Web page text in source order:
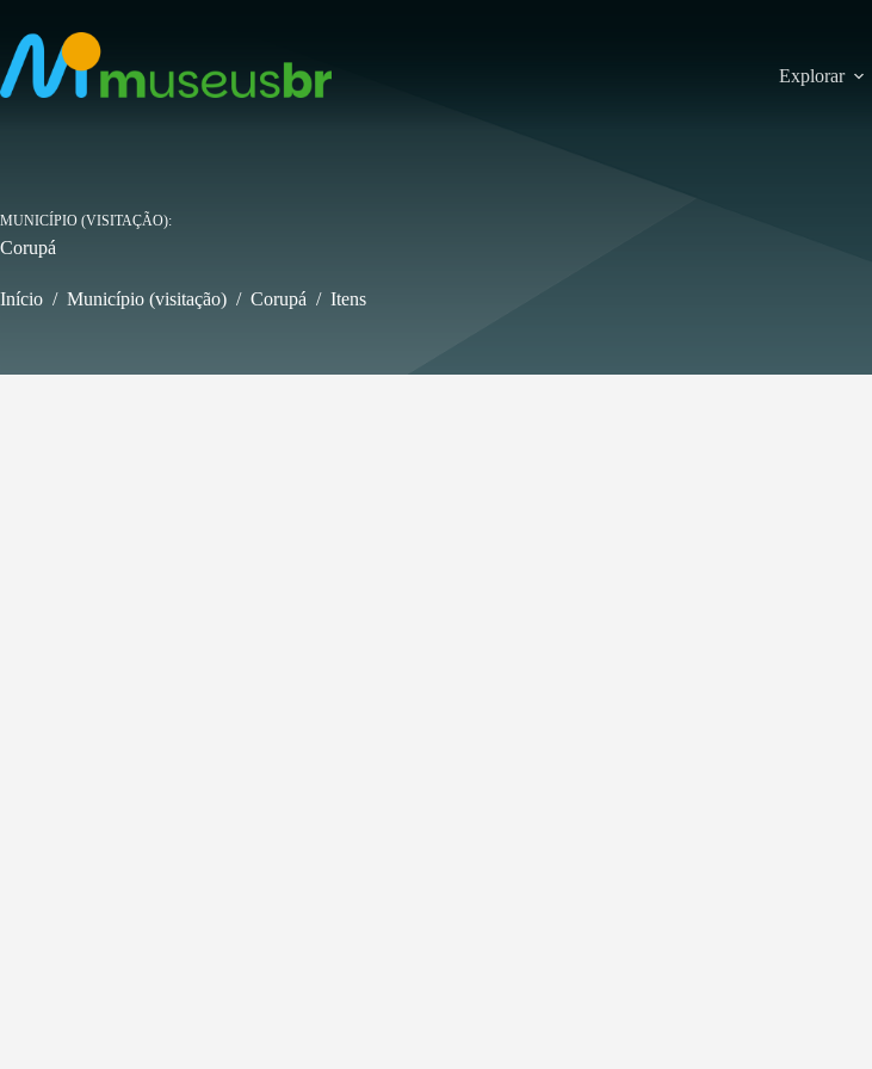
para
conteúdo
Explorar
MUNICÍPIO (VISITAÇÃO)
Corupá
Início / Município (visitação) / Corupá / Itens